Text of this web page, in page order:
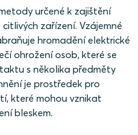
určené k zajištění
zařízení. Vzájemné
hromadění elektrické
ohrožení osob, které se
s několika předměty
je prostředek pro
které mohou vznikat
bleskem.